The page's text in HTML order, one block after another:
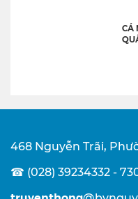
CÁ
468 Nguyễn Trãi,
☎ (028) 39234332 -